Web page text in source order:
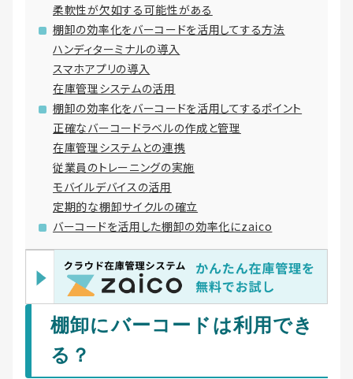
柔軟性が欠如する可能性がある
棚卸の効率化をバーコードを活用してする方法
ハンディターミナルの導入
スマホアプリの導入
在庫管理システムの活用
棚卸の効率化をバーコードを活用してするポイント
正確なバーコードラベルの作成と管理
在庫管理システムとの連携
従業員のトレーニングの実施
モバイルデバイスの活用
定期的な棚卸サイクルの確立
バーコードを活用した棚卸の効率化にzaico
棚卸にバーコードは利用でき
る？